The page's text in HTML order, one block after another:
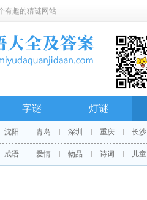
有趣的猜谜网站
字谜 灯谜
沈阳 青岛 深圳 重庆 长沙
成语 爱情 物品 诗词 儿童